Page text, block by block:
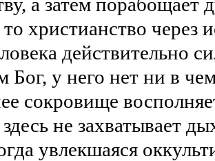
христианство через
действительно
Бог, у него нет ни в
сокровище
не захватывает
увлекшаяся